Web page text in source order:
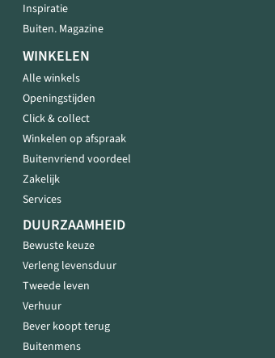
Inspiratie
Buiten. Magazine
WINKELEN
Alle winkels
Openingstijden
Click & collect
Winkelen op afspraak
Buitenvriend voordeel
Zakelijk
Services
DUURZAAMHEID
Bewuste keuze
Verleng levensduur
Tweede leven
Verhuur
Bever koopt terug
Buitenmens